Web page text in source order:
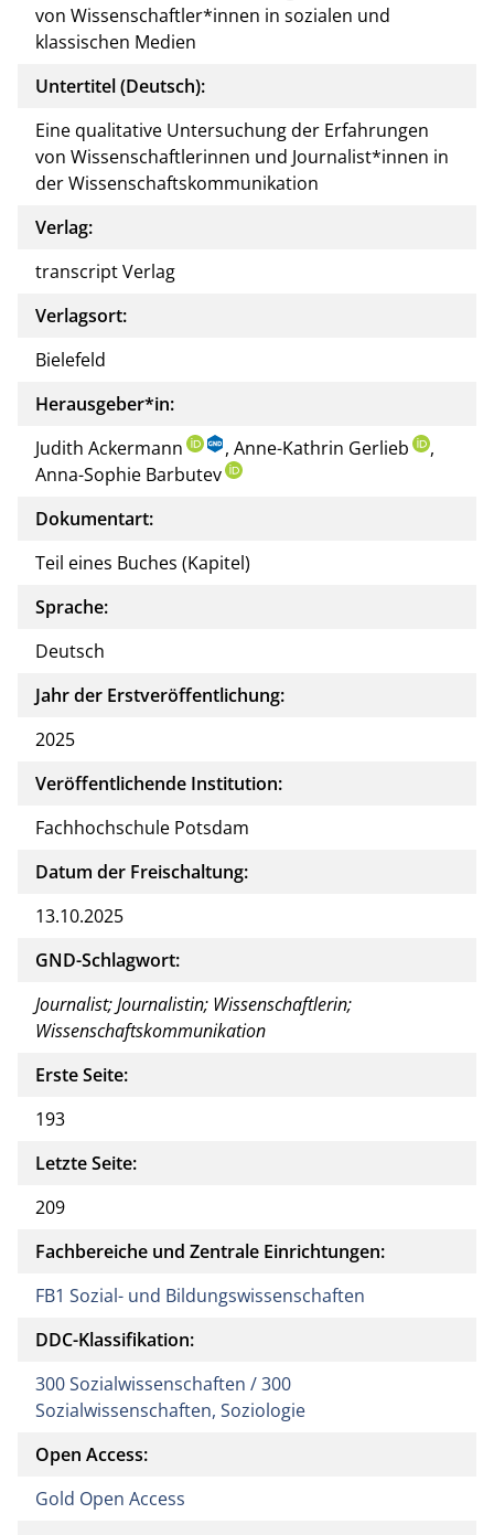
von Wissenschaftler*innen in sozialen und
klassischen Medien
Untertitel (Deutsch):
Eine qualitative Untersuchung der Erfahrungen
von Wissenschaftlerinnen und Journalist*innen in
der Wissenschaftskommunikation
Verlag:
transcript Verlag
Verlagsort:
Bielefeld
Herausgeber*in:
Judith Ackermann
, Anne-Kathrin Gerlieb
,
Anna-Sophie Barbutev
Dokumentart:
Teil eines Buches (Kapitel)
Sprache:
Deutsch
Jahr der Erstveröffentlichung:
2025
Veröffentlichende Institution:
Fachhochschule Potsdam
Datum der Freischaltung:
13.10.2025
GND-Schlagwort:
Journalist; Journalistin; Wissenschaftlerin;
Wissenschaftskommunikation
Erste Seite:
193
Letzte Seite:
209
Fachbereiche und Zentrale Einrichtungen:
FB1 Sozial- und Bildungswissenschaften
DDC-Klassifikation:
300 Sozialwissenschaften / 300
Sozialwissenschaften, Soziologie
Open Access:
Gold Open Access